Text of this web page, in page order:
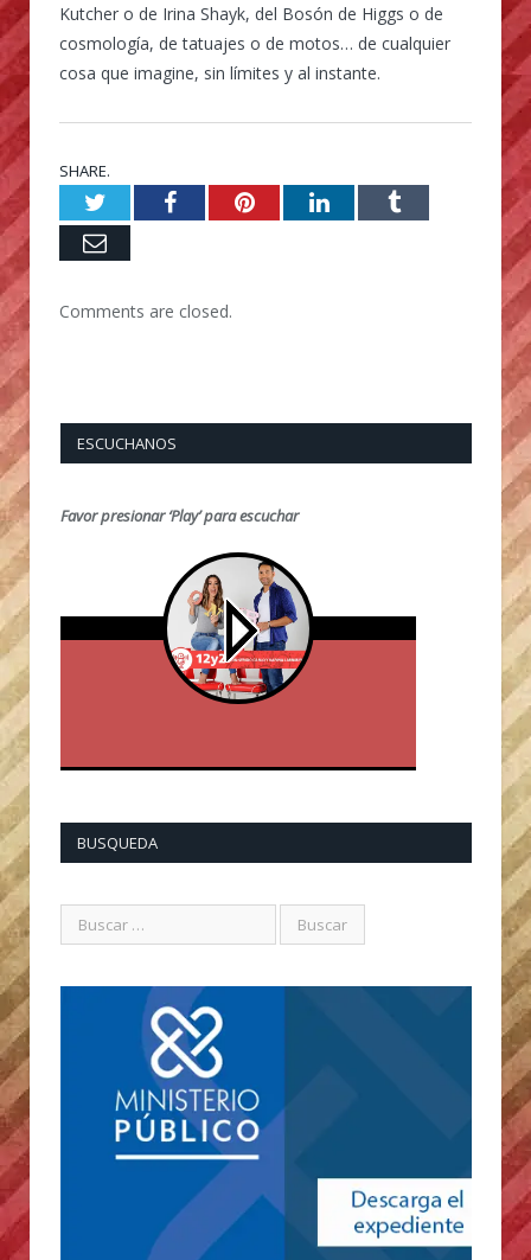
Kutcher o de Irina Shayk, del Bosón de Higgs o de
cosmología, de tatuajes o de motos… de cualquier
cosa que imagine, sin límites y al instante.
SHARE.
TwitterFacebookPinterestLinkedInTumblr
Email
Comments are closed.
ESCUCHANOS
Favor presionar ‘Play’ para escuchar
BUSQUEDA